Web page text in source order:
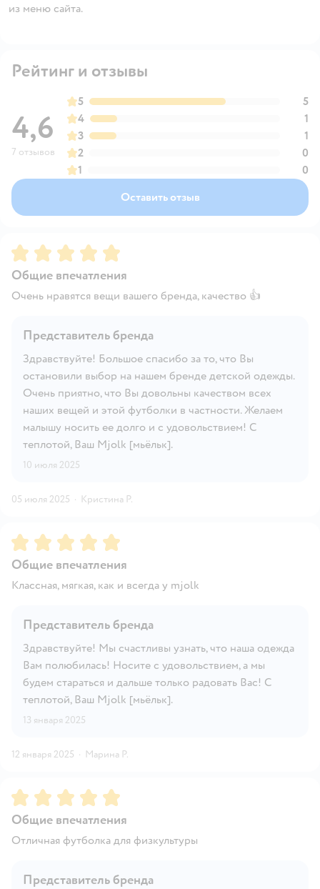
из меню сайта.
Рейтинг и отзывы
4,6
7 отзывов
5
5
4
1
3
1
2
0
1
0
Оставить отзыв
Рейтинг:5
Общие впечатления
Очень нравятся вещи вашего бренда, качество 👍
Представитель бренда
Здравствуйте! Большое спасибо за то, что Вы
остановили выбор на нашем бренде детской одежды.
Очень приятно, что Вы довольны качеством всех
наших вещей и этой футболки в частности. Желаем
малышу носить ее долго и с удовольствием! С
теплотой, Ваш Mjolk [мьёльк].
10 июля 2025
05 июля 2025 · Кристина Р.
Рейтинг:5
Общие впечатления
Классная, мягкая, как и всегда у mjolk
Представитель бренда
Здравствуйте! Мы счастливы узнать, что наша одежда
Вам полюбилась! Носите с удовольствием, а мы
будем стараться и дальше только радовать Вас! С
теплотой, Ваш Mjolk [мьёльк].
13 января 2025
12 января 2025 · Марина Р.
Рейтинг:5
Общие впечатления
Отличная футболка для физкультуры
Представитель бренда